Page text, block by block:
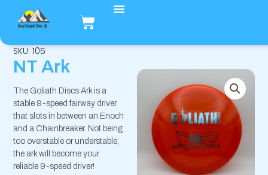
til
innholdet
Handlekurv
SKU: 105
NT Ark
The Goliath Discs Ark is a
stable 9-speed fairway driver
that slots in between an Enoch
and a Chainbreaker. Not being
too overstable or understable,
the ark will become your
reliable 9-speed driver!